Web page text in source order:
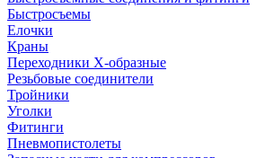
Быстросъемы
Елочки
Краны
Переходники Х-образные
Резьбовые соединители
Тройники
Уголки
Фитинги
Пневмопистолеты